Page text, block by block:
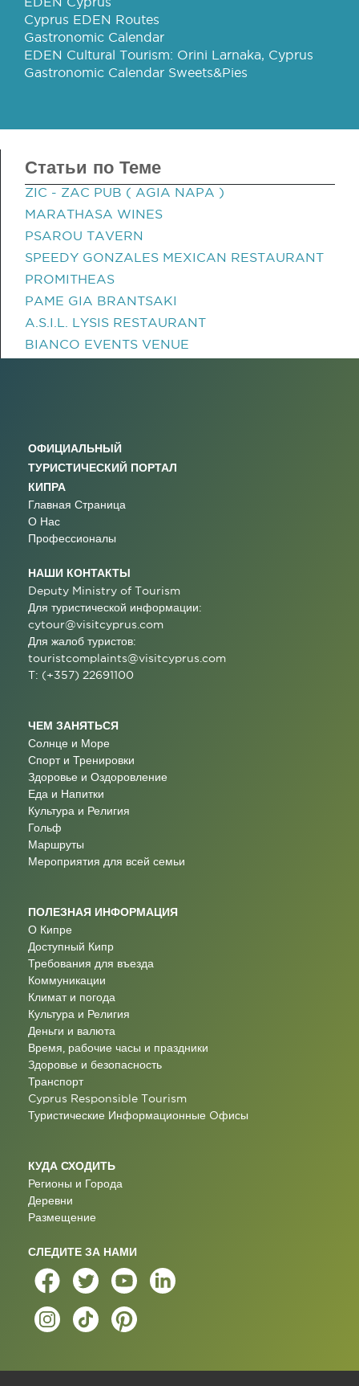
Cyprus EDEN Routes
Gastronomic Calendar
EDEN Cultural Tourism: Orini Larnaka, Cyprus
Gastronomic Calendar Sweets&Pies
Статьи по Теме
ZIC - ZAC PUB ( AGIA NAPA )
MARATHASA WINES
PSAROU TAVERN
SPEEDY GONZALES MEXICAN RESTAURANT
PROMITHEAS
PAME GIA BRANTSAKI
A.S.I.L. LYSIS RESTAURANT
BIANCO EVENTS VENUE
ОФИЦИАЛЬНЫЙ
ТУРИСТИЧЕСКИЙ ПОРТАЛ
КИПРА
Главная Страница
О Нас
Профессионалы
НАШИ КОНТАКТЫ
Deputy Ministry of Tourism
Для туристической информации:
cytour@visitcyprus.com
Для жалоб туристов:
touristcomplaints@visitcyprus.com
T: (+357) 22691100
ЧЕМ ЗАНЯТЬСЯ
Солнце и Море
Спорт и Тренировки
Здоровье и Оздоровление
Еда и Напитки
Культура и Религия
Гольф
Маршруты
Мероприятия для всей семьи
ПОЛЕЗНАЯ ИНФОРМАЦИЯ
О Кипре
Доступный Кипр
Требования для въезда
Коммуникации
Климат и погода
Культура и Религия
Деньги и валюта
Время, рабочие часы и праздники
Здоровье и безопасность
Транспорт
Cyprus Responsible Tourism
Туристические Информационные Oфисы
КУДА СХОДИТЬ
Регионы и Города
Деревни
Размещение
СЛЕДИТЕ ЗА НАМИ